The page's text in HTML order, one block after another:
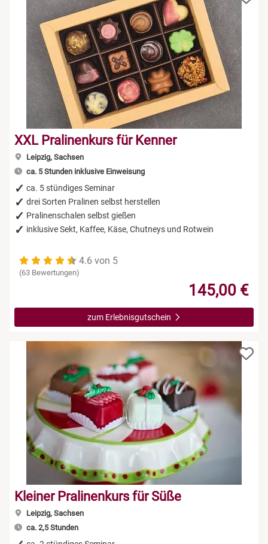
XXL Pralinenkurs für Kenner
Leipzig, Sachsen
ca. 5 Stunden inklusive Einweisung
ca. 5 stündiges Seminar
drei Sorten Pralinen selbst herstellen
Pralinenschalen selbst gießen
inklusive Sekt, Kaffee, Käse, Chutneys und Rotwein
4.6 von 5
(63 Bewertungen)
145,00 €
zum Erlebnisgutschein
Kleiner Pralinenkurs für Süße
Leipzig, Sachsen
ca. 2,5 Stunden